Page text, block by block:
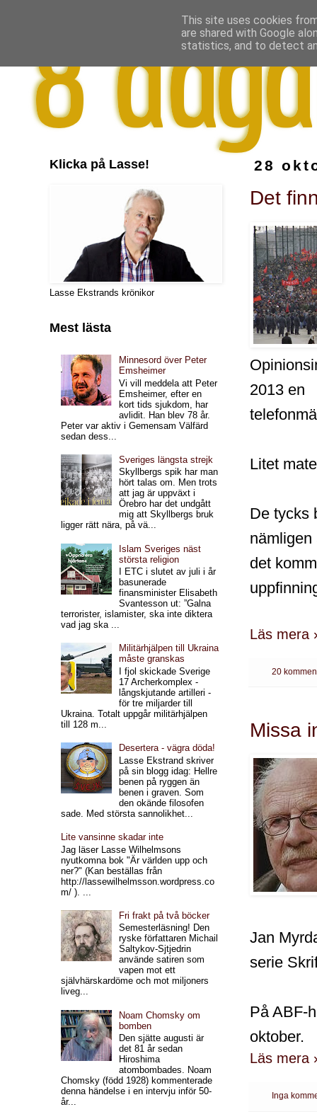
28
Det
2013 en
Litet
De tycks
nämligen
det
Läs mera
20
Missa
Jan
serie
På ABF-
oktober.
Läs mera
Inga
Klicka på Lasse!
Lasse Ekstrands krönikor
Mest lästa
Minnesord över Peter
Emsheimer
Vi vill meddela att Peter
Emsheimer, efter en
kort tids sjukdom, har
avlidit. Han blev 78 år.
Peter var aktiv i Gemensam Välfärd
sedan dess...
Sveriges längsta strejk
Skyllbergs spik har man
hört talas om. Men trots
att jag är uppväxt i
Örebro har det undgått
mig att Skyllbergs bruk
ligger rätt nära, på vä...
Islam Sveriges näst
största religion
I ETC i slutet av juli i år
basunerade
finansminister Elisabeth
Svantesson ut: ”Galna
terrorister, islamister, ska inte diktera
vad jag ska ...
Militärhjälpen till Ukraina
måste granskas
I fjol skickade Sverige
17 Archerkomplex -
långskjutande artilleri -
för tre miljarder till
Ukraina. Totalt uppgår militärhjälpen
till 128 m...
Desertera - vägra döda!
Lasse Ekstrand skriver
på sin blogg idag: Hellre
benen på ryggen än
benen i graven. Som
den okände filosofen
sade. Med största sannolikhet...
Lite vansinne skadar inte
Jag läser Lasse Wilhelmsons
nyutkomna bok "Är världen upp och
ner?" (Kan beställas från
http://lassewilhelmsson.wordpress.co
m/ ). ...
Fri frakt på två böcker
Semesterläsning! Den
ryske författaren Michail
Saltykov-Sjtjedrin
använde satiren som
vapen mot ett
självhärskardöme och mot miljoners
liveg...
Noam Chomsky om
bomben
Den sjätte augusti är
det 81 år sedan
Hiroshima
atombombades. Noam
Chomsky (född 1928) kommenterade
denna händelse i en intervju inför 50-
år...
This site uses cookies
are shared with Google
statistics, and to detect